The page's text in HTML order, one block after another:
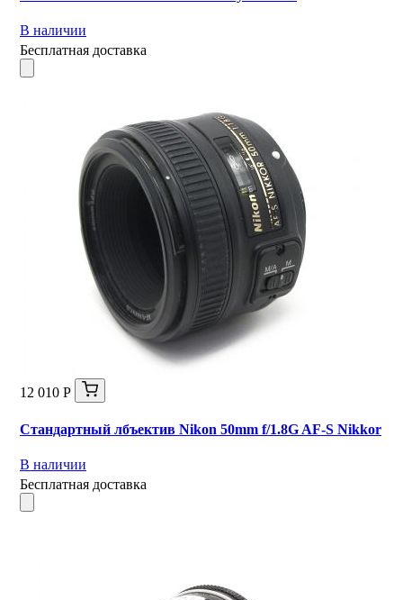
В наличии
Бесплатная доставка
12 010 Р
Стандартный лбъектив Nikon 50mm f/1.8G AF-S Nikkor
В наличии
Бесплатная доставка